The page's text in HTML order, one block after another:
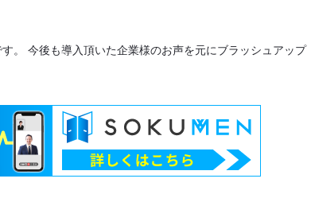
す。 今後も導入頂いた企業様のお声を元にブラッシュアップ